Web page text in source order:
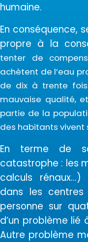
humaine.
En conséquence,
propre à la
tenter de
achètent de l’eau
de dix à trente
mauvaise qualité,
partie de la
des habitants vivent
En terme de
catastrophe : les
calculs rénaux...)
dans les
personne sur
d’un problème lié
Autre problème